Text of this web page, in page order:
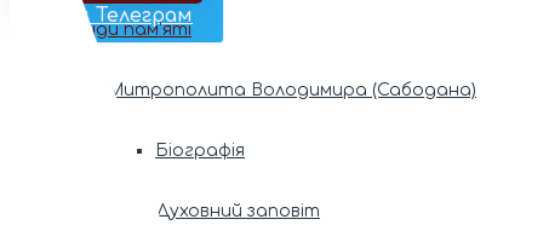
Наш Телеграм
Фонди пам’яті
Митрополита Володимира (Сабодана)
Біографія
Духовний заповіт